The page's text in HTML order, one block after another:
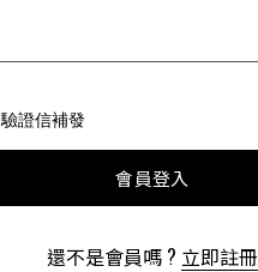
驗證信補發
會員登入
還不是會員嗎 ? 立即註冊